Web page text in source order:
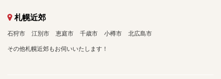
札幌近郊
石狩市 江別市 恵庭市 千歳市 小樽市 北広島市
その他札幌近郊もお伺いいたします！